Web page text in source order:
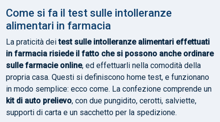
Come si fa il test sulle intolleranze
alimentari in farmacia
La praticità deitest sulle intolleranze alimentari effettuati
in farmacia risiede il fatto che si possono anche ordinare
sulle farmacie online, ed effettuarli nella comodità della
propria casa. Questi si definiscono home test, e funzionano
in modo semplice: ecco come. La confezione comprende un
kit di auto prelievo, con due pungidito, cerotti, salviette,
supporti di carta e un sacchetto per la spedizione.